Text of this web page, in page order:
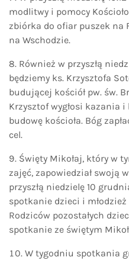
modlitwy i pomocy
zbiórka do ofiar puszek na
na Wschodzie.
Również w przyszłą
będziemy ks. Krzysztofa
budującej kościół pw. św.
Krzysztof wygłosi kazania i
budowę kościoła. Bóg
cel.
Święty Mikołaj, który w
zajęć, zapowiedział swoją
przyszłą niedzielę 10
spotkanie dzieci i
Rodziców pozostałych
spotkanie ze świętym
W tygodniu spotkania